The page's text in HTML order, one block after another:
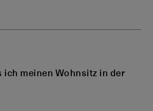
ich meinen Wohnsitz in der